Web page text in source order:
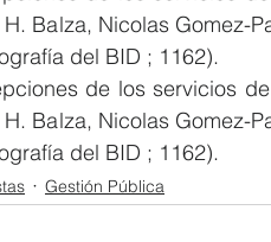
Balza, Nicolas Gomez-
del BID ; 1162).
de los servicios
Balza, Nicolas Gomez-
del BID ; 1162).
Gestión Pública